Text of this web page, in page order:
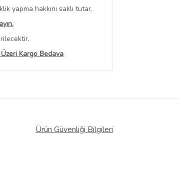
yapma hakkını saklı tutar.
Kargo Bedava
Ürün Güvenliği Bilgileri